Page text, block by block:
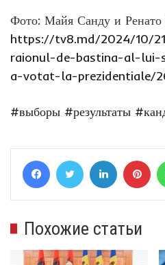
Фото: Майя Санду и Ренато
https://tv8.md/2024/10/
raionul-de-bastina-al-
a-votat-la-prezidentiale/
#выборы #результаты
FacebookTwitter LinkedIn
Похожие статьи